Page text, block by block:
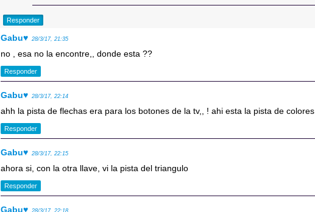
Responder
Gabu♥ 28/3/17, 21:35
no , esa no la encontre,, donde esta ??
Responder
Gabu♥ 28/3/17, 22:14
ahh la pista de flechas era para los botones de la tv,, ! ahi esta la pista de colores
Responder
Gabu♥ 28/3/17, 22:15
ahora si, con la otra llave, vi la pista del triangulo
Responder
Gabu♥